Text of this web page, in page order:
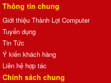
Thông tin chung
Giới thiệu Thành Lợi Computer
Tuyển dụng
Tin Tức
Ý kiến khách hàng
Liên hệ hợp tác
Chính sách chung